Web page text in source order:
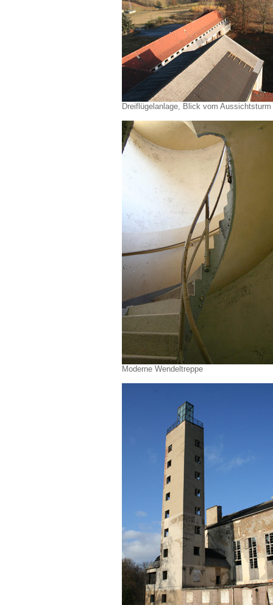
Dreiflügelanlage, Blick vom
Moderne Wendeltreppe